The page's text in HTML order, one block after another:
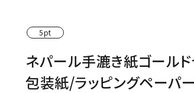
paper)
サイズオーダー受注生産
包装紙 イギリスの両面包装紙
5pt
ネパール手漉き紙ゴール
包装紙/ラッピングペーパー